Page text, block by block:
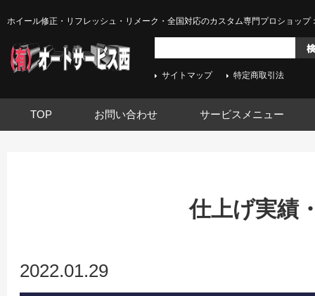
ホイール修正・リフレッシュ・リメーク・全国対応のカスタム専門プロショップ
サイトマップ 特定商取引法
TOP お問い合わせ サービスメニュー
仕上げ実績
2022.01.29